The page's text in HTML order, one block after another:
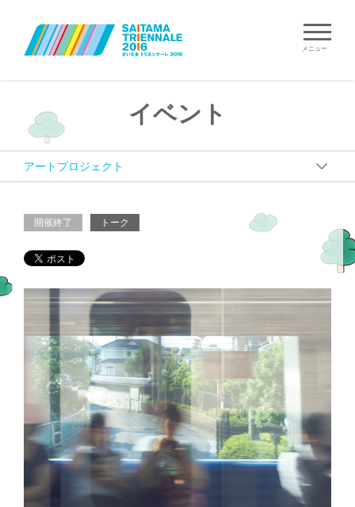
メニュー
イベント
開催終了 トーク